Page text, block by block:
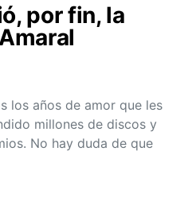
por fin, la
los años de amor que les
millones de discos y
No hay duda de que